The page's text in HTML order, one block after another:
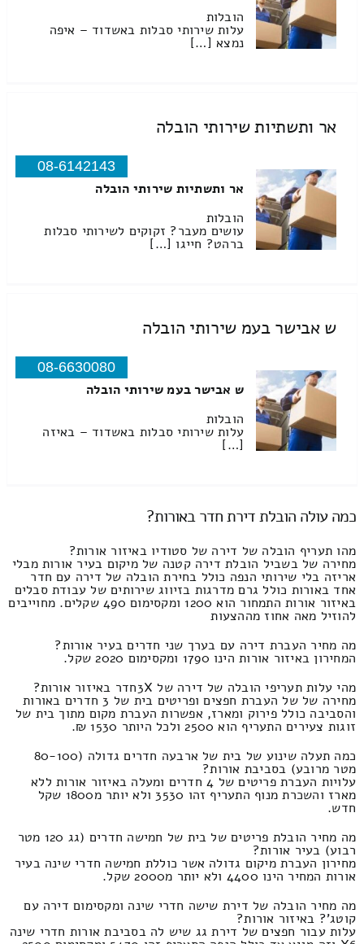
הובלות
עלות שירותי סבלות באשדוד – איפה
נמצא […]
אר ותשתיות שירותי הובלה
08-6142143
אר ותשתיות שירותי הובלה
הובלות
עושים מעבר? זקוקים לשירותי סבלות
ברהט? חייגו […]
ש אבישר בעמ שירותי הובלה
08-6630080
ש אבישר בעמ שירותי הובלה
הובלות
עלות שירותי סבלות באשדוד – באיזה
[…]
כמה עולה הובלת דירת חדר באורות?
מהו תעריף הובלה של דירה של סטודיו באיזור אורות?
מחירה של בשביל הובלת דירה קטנה של מיקום בעיר אורות מבלי
אריזה בלי שירותי הנפה כולל בחירת הובלה של דירה עם חדר
אחד באורות כולל גרם מדרגות בזיווג שירותים של עבודת סבלים
באיזור אורות התמחור הוא 1200 ומקסימום 490 שקלים. מחוייבים
להוזיל מאה אחוז מההצעות
מה מחיר העברת דירה עם בערך שני חדרים בעיר אורות?
המחירון באיזור אורות הינו 1790 ומקסימום 2020 שקל.
מהי עלות תעריפי הובלה של דירה של 3Xחדר באיזור אורות?
מחירה של של העברת חפצים ופריטים בית של 3 חדרים באורות
והסביבה כולל פירוק ומארז, אפשרות העברת מקום מתוך בית של
זוגות צעירים התעריף הוא 2500 ולכל היותר 1530 ₪.
כמה תעלה שינוע של בית של ארבעה חדרים גדולה (80-100
מטר מרובע) בסביבת אורות?
עלויות העברת פריטים של 4 חדרים ומעלה באיזור אורות ללא
מארז והשכרת מנוף התעריף זהו 3530 ולא יותר מ1800 שקל
חדש.
מה מחיר הובלת פריטים של בית של חמישה חדרים (גג 120 מטר
רבוע) בעיר אורות?
מחירון העברת מיקום גדולה אשר כוללת חמישה חדרי שינה בעיר
אורות המחיר הינו 4400 ולא יותר מ2000 שקל.
מה מחיר הובלה של דירת שישה חדרי שינה ומקסימום דירה עם
קוטג'? באיזור אורות?
עלות עבור חפצים של דירת גג שיש לה בסביבת אורות חדרי שינה